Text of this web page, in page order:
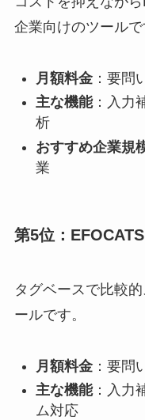
企業向けのツールで
月額料金：要問
主な機能：入力
析
おすすめ企業規
業
第5位：EFOCATS
タグベースで比較
ールです。
月額料金：要問
主な機能：入力
ム対応